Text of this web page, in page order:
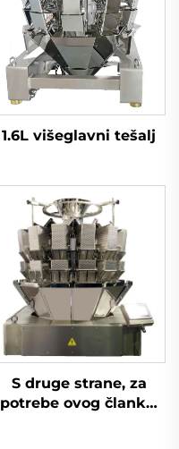
1.6L višeglavni tešalj
S druge strane, za
potrebe ovog članka,